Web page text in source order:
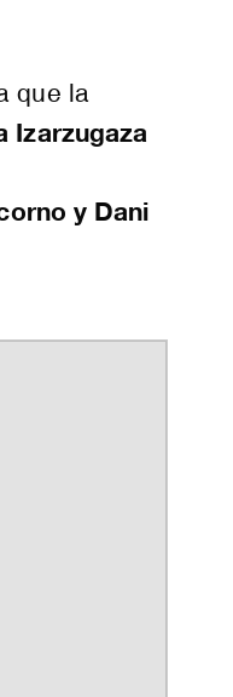
que la
Izarzugaza
y Dani